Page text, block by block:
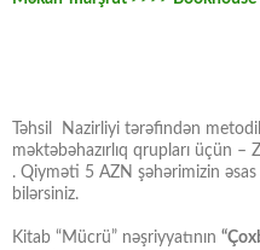
Təhsil Nazirliyi tərəfindən
məktəbəhazırlıq qrupları üçün –
. Qiyməti 5 AZN şəhərimizin
bilərsiniz.
Kitab “Mücrü” nəşriyyatının